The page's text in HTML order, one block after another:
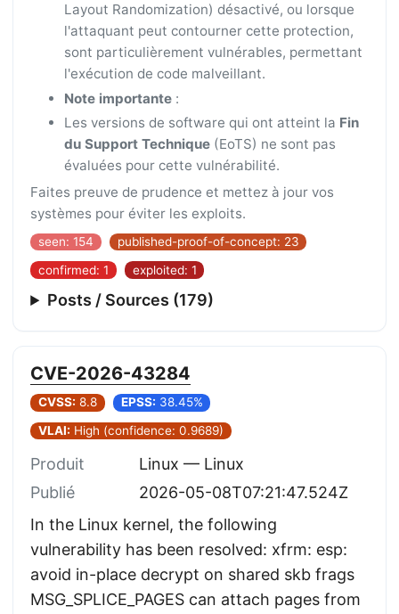
Layout Randomization) désactivé, ou lorsque
l'attaquant peut contourner cette protection,
sont particulièrement vulnérables, permettant
l'exécution de code malveillant.
Note importante:
Les versions de software qui ont atteint la Fin
du Support Technique(EoTS) ne sont pas
évaluées pour cette vulnérabilité.
Faites preuve de prudence et mettez à jour vos
systèmes pour éviter les exploits.
seen: 154
published-proof-of-concept: 23
confirmed: 1
exploited: 1
Posts / Sources (179)
CVE-2026-43284
CVSS: 8.8 EPSS: 38.45%
VLAI: High (confidence: 0.9689)
Produit
Linux — Linux
Publié
2026-05-08T07:21:47.524Z
In the Linux kernel, the following
vulnerability has been resolved: xfrm: esp:
avoid in-place decrypt on shared skb frags
MSG_SPLICE_PAGES can attach pages from